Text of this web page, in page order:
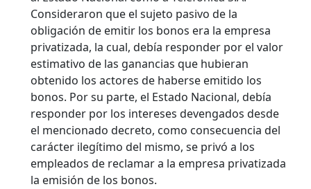
Consideraron que el sujeto pasivo de la
obligación de emitir los bonos era la empresa
privatizada, la cual, debía responder por el valor
estimativo de las ganancias que hubieran
obtenido los actores de haberse emitido los
bonos. Por su parte, el Estado Nacional, debía
responder por los intereses devengados desde
el mencionado decreto, como consecuencia del
carácter ilegítimo del mismo, se privó a los
empleados de reclamar a la empresa privatizada
la emisión de los bonos.